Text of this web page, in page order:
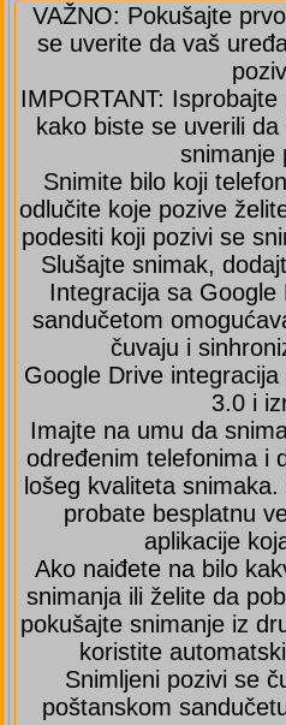
VAŽNO: Pokušajte
se uverite da vaš
IMPORTANT:
kako biste se uverili
snimanje
Snimite bilo koji
odlučite koje pozive
podesiti koji pozivi se
Slušajte snimak,
Integracija sa
sandučetom
čuvaju i
Google Drive
3.0 i
Imajte na umu da
određenim telefonima i
lošeg kvaliteta
probate besplatnu
aplikacije
Ako naiđete na bilo
snimanja ili želite da
pokušajte snimanje iz
koristite
Snimljeni pozivi se
poštanskom